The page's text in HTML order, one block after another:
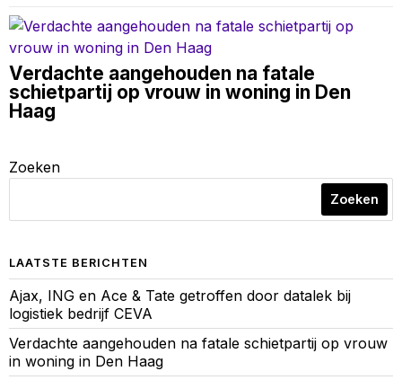
Verdachte aangehouden na fatale
schietpartij op vrouw in woning in Den
Haag
Zoeken
Zoeken
LAATSTE BERICHTEN
Ajax, ING en Ace & Tate getroffen door datalek bij
logistiek bedrijf CEVA
Verdachte aangehouden na fatale schietpartij op vrouw
in woning in Den Haag